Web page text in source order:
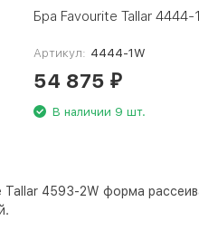
Бра Favourite Tallar 4444-
Артикул: 4444-1W
54 875 ₽
В наличии 9 шт.
Tallar 4593-2W форма
.